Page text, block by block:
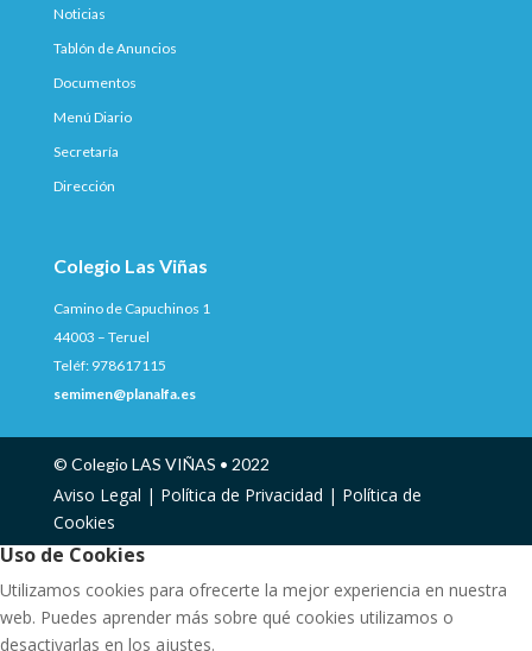
Noticias
Tablón de Anuncios
Documentos
Menú Diario
Secretaría
Dirección
Colegio Las Viñas
Camino de Capuchinos 1
44003 – Teruel
Teléf: 978617115
semimen@planalfa.es
© Colegio LAS VIÑAS • 2022
Aviso Legal | Política de Privacidad | Política de
Cookies
Uso de Cookies
Utilizamos cookies para ofrecerte la mejor experiencia en nuestra
web. Puedes aprender más sobre qué cookies utilizamos o
desactivarlas en los ajustes.